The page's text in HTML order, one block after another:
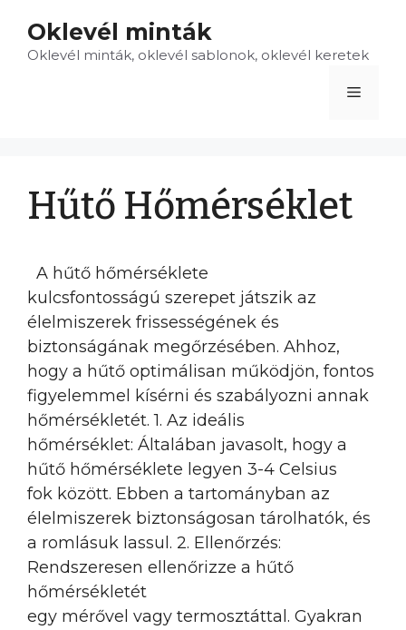
tartalomba
Oklevél minták
Oklevél minták, oklevél sablonok, oklevél keretek
Menü
Hűtő Hőmérséklet
A hűtő hőmérséklete
kulcsfontosságú szerepet játszik az
élelmiszerek frissességének és
biztonságának megőrzésében. Ahhoz,
hogy a hűtő optimálisan működjön, fontos
figyelemmel kísérni és szabályozni annak
hőmérsékletét. 1. Az ideális
hőmérséklet: Általában javasolt, hogy a
hűtő hőmérséklete legyen 3-4 Celsius
fok között. Ebben a tartományban az
élelmiszerek biztonságosan tárolhatók, és
a romlásuk lassul. 2. Ellenőrzés:
Rendszeresen ellenőrizze a hűtő
hőmérsékletét
egy mérővel vagy termosztáttal. Gyakran